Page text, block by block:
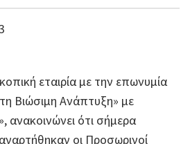
εταιρία με την επωνυμία
Βιώσιμη Ανάπτυξη» με
ανακοινώνει ότι σήμερα
οι Προσωρινοί